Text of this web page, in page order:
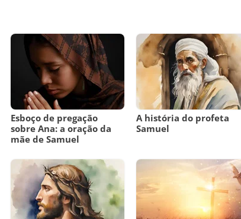
Esboço de pregação
sobre Ana: a oração da
mãe de Samuel
A história do profeta
Samuel